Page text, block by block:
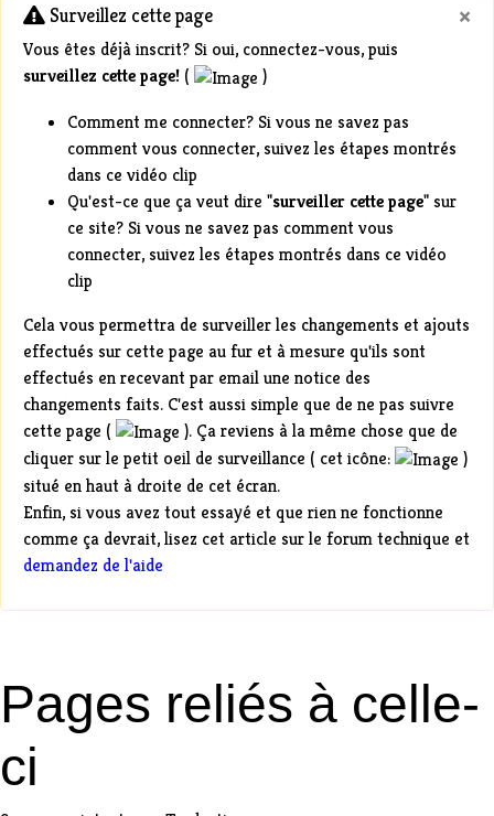
×
Surveillez cette page
Vous êtes déjàinscrit? Si oui, connectez-vous, puis
surveillez cette page! (
)
Comment me connecter? Si vous ne savez pas
comment vous connecter,suivez les étapes montrés
dans ce vidéo clip
Qu'est-ce que ça veut dire "surveiller cette page" sur
ce site? Si vous ne savez pas comment vous
connecter,suivez les étapes montrés dans ce vidéo
clip
Cela vous permettra de surveiller les changements et ajouts
effectués sur cette page au fur et à mesure qu'ils sont
effectués en recevant par email une notice des
changements faits. C'est aussi simple que de ne pas suivre
cette page (
). Ça reviens à la même chose que de
cliquer sur le petit oeil de surveillance ( cet icône:
)
situé en haut à droite de cet écran.
Enfin, si vous avez tout essayé et que rien ne fonctionne
comme ça devrait,lisez cet article sur le forum technique et
demandez de l'aide
Pages reliés à celle-
ci